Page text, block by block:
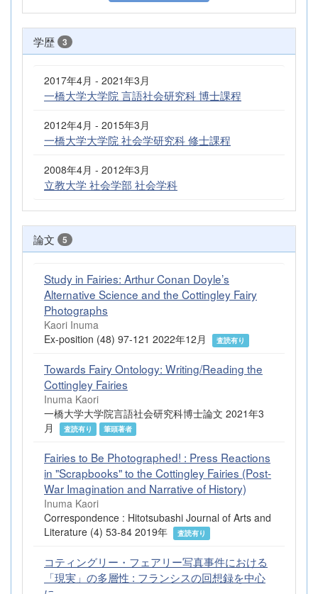
学歴 3
2017年4月 - 2021年3月
一橋大学大学院 言語社会研究科 博士課程
2012年4月 - 2015年3月
一橋大学大学院 社会学研究科 修士課程
2008年4月 - 2012年3月
立教大学 社会学部 社会学科
論文 5
Study in Fairies: Arthur Conan Doyle’s
Alternative Science and the Cottingley Fairy
Photographs
Kaori Inuma
Ex-position (48) 97-121 2022年12月
査読有り
Towards Fairy Ontology: Writing/Reading the
Cottingley Fairies
Inuma Kaori
一橋大学大学院言語社会研究科博士論文 2021年3
月
査読有り 筆頭著者
Fairies to Be Photographed! : Press Reactions
in "Scrapbooks" to the Cottingley Fairies (Post-
War Imagination and Narrative of History)
Inuma Kaori
Correspondence : Hitotsubashi Journal of Arts and
Literature (4) 53-84 2019年
査読有り
コティングリー・フェアリー写真事件における
「現実」の多層性 : フランシスの回想録を中心